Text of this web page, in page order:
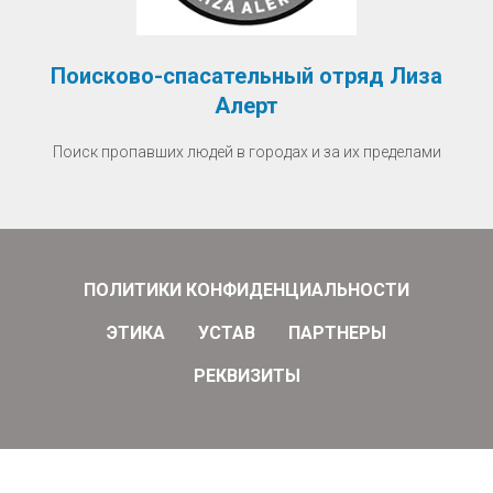
Поисково-спасательный отряд Лиза
Алерт
Поиск пропавших людей в городах и за их пределами
ПОЛИТИКИ КОНФИДЕНЦИАЛЬНОСТИ
ЭТИКА УСТАВ ПАРТНЕРЫ
РЕКВИЗИТЫ